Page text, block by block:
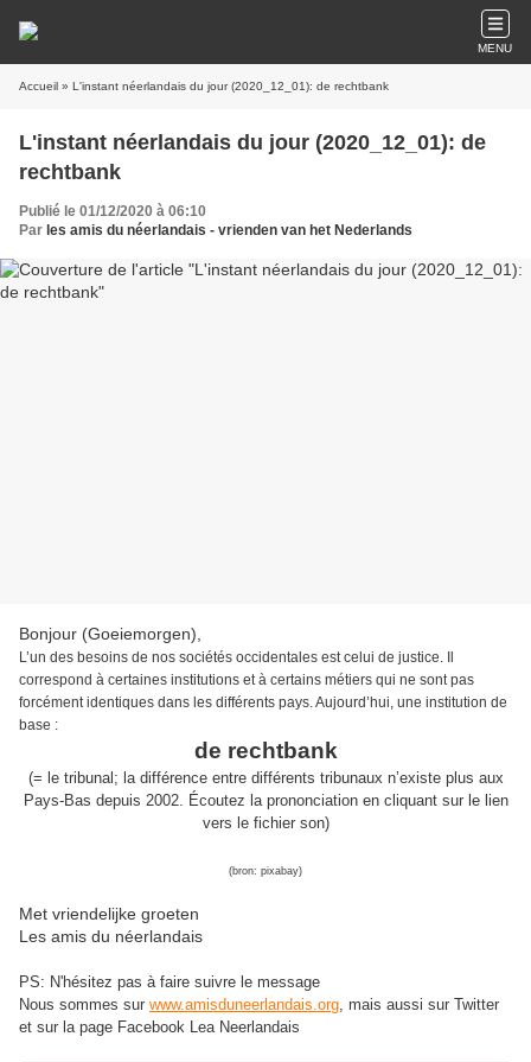
MENU
Accueil » L'instant néerlandais du jour (2020_12_01): de rechtbank
L'instant néerlandais du jour (2020_12_01): de
rechtbank
Publié le 01/12/2020 à 06:10
Par les amis du néerlandais - vrienden van het Nederlands
Bonjour (Goeiemorgen),
L’un des besoins de nos sociétés occidentales est celui de justice. Il
correspond à certaines institutions et à certains métiers qui ne sont pas
forcément identiques dans les différents pays.Aujourd’hui, une institution de
base :
de rechtbank
(= le tribunal; la différence entre différents tribunaux n’existe plus aux
Pays-Bas depuis 2002. Écoutez la prononciation en cliquant sur e lien
vers le fichier son)
(bron: pixabay)
Met vriendelijke groeten
Les amis du néerlandais
PS: N'hésitez pas à faire suivre le message
Nous sommes sur www.amisduneerlandais.org, mais aussi sur Twitter
et sur la page Facebook Lea Neerlandais